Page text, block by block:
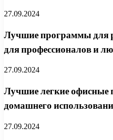
27.09.2024
Лучшие программы для
для профессионалов и
27.09.2024
Лучшие легкие
домашнего
27.09.2024